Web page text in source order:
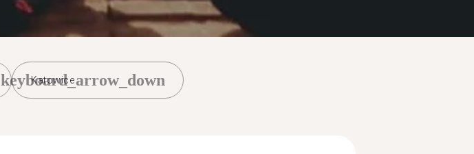
Katowice
keyboard_arrow_down